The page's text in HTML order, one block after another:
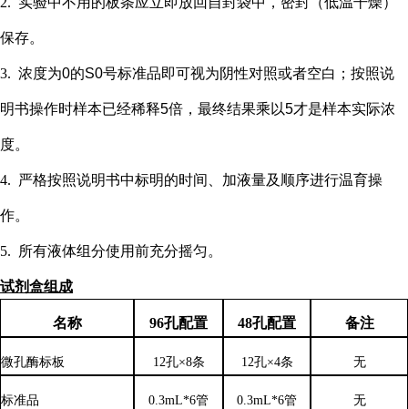
保存。
3. 浓度为0的S0号标准品即可视为阴性对照或者空白；按照说
明书操作时样本已经稀释5倍，最终结果乘以5才是样本实际浓
度。
4. 严格按照说明书中标明的时间、加液量及顺序进行温育操
作。
5. 所有液体组分使用前充分摇匀。
试剂盒组成
名称 96孔配置 48孔配置 备注
微孔酶标板 12孔×8条 12孔×4条 无
标准品 0.3mL*6管 0.3mL*6管 无